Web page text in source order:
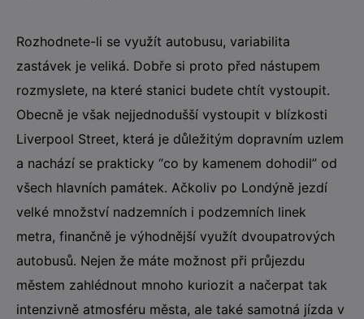
Rozhodnete-li se využít autobusu, variabilita
zastávek je veliká. Dobře si proto před nástupem
rozmyslete, na které stanici budete chtít vystoupit.
Obecně je však nejjednodušší vystoupit v blízkosti
Liverpool Street, která je důležitým dopravním uzlem
a nachází se prakticky “co by kamenem dohodil” od
všech hlavních památek. Ačkoliv po Londýně jezdí
velké množství nadzemních i podzemních linek
metra, finančně je výhodnější využít dvoupatrových
autobusů. Nejen že máte možnost při průjezdu
městem zahlédnout mnoho kuriozit a načerpat tak
intenzivně atmosféru města, ale také samotná jízda v